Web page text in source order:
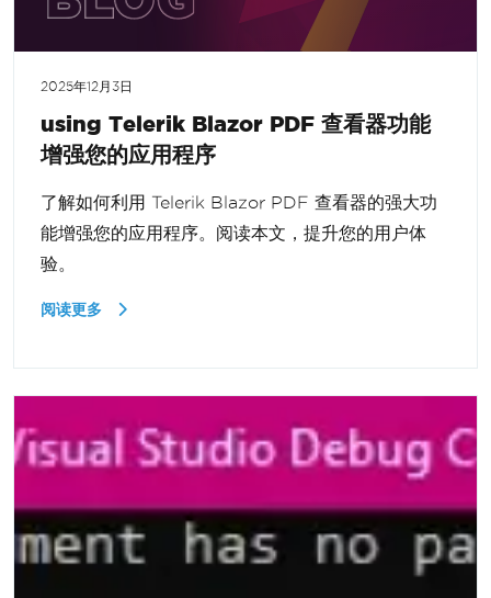
2025年12月3日
using Telerik Blazor PDF 查看器功能
增强您的应用程序
了解如何利用 Telerik Blazor PDF 查看器的强大功
能增强您的应用程序。阅读本文，提升您的用户体
验。
阅读更多